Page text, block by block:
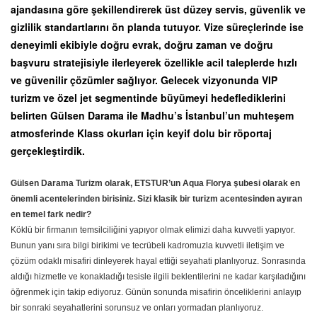
ajandasına göre şekillendirerek üst düzey servis, güvenlik ve
gizlilik standartlarını ön planda tutuyor. Vize süreçlerinde ise
deneyimli ekibiyle doğru evrak, doğru zaman ve doğru
başvuru stratejisiyle ilerleyerek özellikle acil taleplerde hızlı
ve güvenilir çözümler sağlıyor. Gelecek vizyonunda VIP
turizm ve özel jet segmentinde büyümeyi hedeflediklerini
belirten Gülsen Darama ile Madhu’s İstanbul’un muhteşem
atmosferinde Klass okurları için keyif dolu bir röportaj
gerçekleştirdik.
Gülsen Darama Turizm olarak, ETSTUR’un Aqua Florya şubesi olarak en
önemli acentelerinden birisiniz. Sizi klasik bir turizm acentesinden ayıran
en temel fark nedir?
Köklü bir firmanın temsilciliğini yapıyor olmak elimizi daha kuvvetli yapıyor.
Bunun yanı sıra bilgi birikimi ve tecrübeli kadromuzla kuvvetli iletişim ve
çözüm odaklı misafiri dinleyerek hayal ettiği seyahati planlıyoruz. Sonrasında
aldığı hizmetle ve konakladığı tesisle ilgili beklentilerini ne kadar karşıladığını
öğrenmek için takip ediyoruz. Günün sonunda misafirin önceliklerini anlayıp
bir sonraki seyahatlerini sorunsuz ve onları yormadan planlıyoruz.